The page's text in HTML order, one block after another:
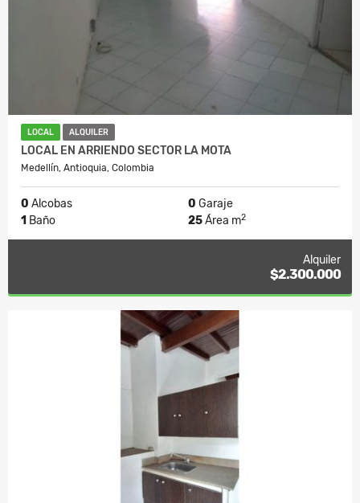
LOCAL ALQUILER
LOCAL EN ARRIENDO SECTOR LA MOTA
Medellín, Antioquia, Colombia
0 Alcobas 0 Garaje
1 Baño 25Área m2
Alquiler
$2.300.000